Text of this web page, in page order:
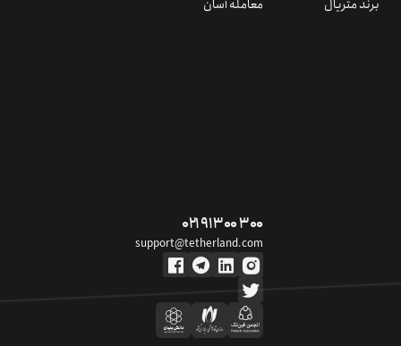
برند متریال معامله آسان
۰۲۱ ۹۱ ۳۰۰ ۳۰۰
support@tetherland.com